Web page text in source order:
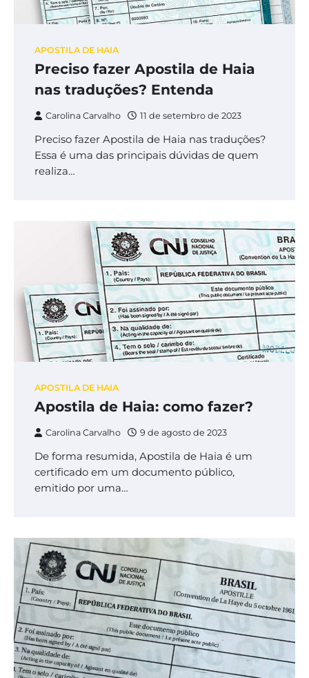
APOSTILA DE HAIA
Preciso fazer Apostila de Haia
nas traduções? Entenda
Carolina Carvalho 11 de setembro de 2023
Preciso fazer Apostila de Haia nas traduções?
Essa é uma das principais dúvidas de quem
realiza…
APOSTILA DE HAIA
Apostila de Haia: como fazer?
Carolina Carvalho 9 de agosto de 2023
De forma resumida, Apostila de Haia é um
certificado em um documento público,
emitido por uma…